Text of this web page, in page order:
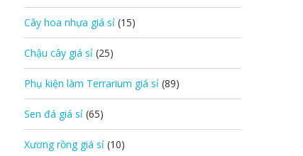
Cây hoa nhựa giá sỉ (15)
Chậu cây giá sỉ (25)
Phụ kiện làm Terrarium giá sỉ (89)
Sen đá giá sỉ (65)
Xương rồng giá sỉ (10)